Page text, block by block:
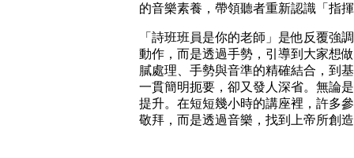
的音樂素養，帶領聽者重新認識「指
「詩班班員是你的老師」是他反覆強
動作，而是透過手勢，引導到大家想
膩處理、手勢與音準的精確結合，到
一貫簡明扼要，卻又發人深省。無論
提升。在短短幾小時的講座裡，許多
敬拜，而是透過音樂，找到上帝所創